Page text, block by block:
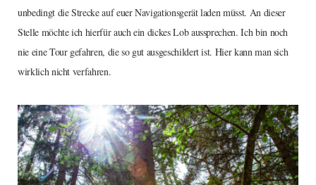
unbedingt die Strecke auf euer Navigationsgerät laden müsst. An dieser
Stelle möchte ich hierfür auch ein dickes Lob aussprechen. Ich bin noch
nie eine Tour gefahren, die so gut ausgeschildert ist. Hier kann man sich
wirklich nicht verfahren.